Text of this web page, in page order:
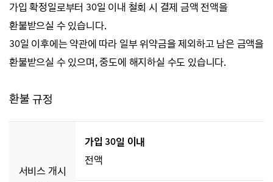
가입 확정일로부터 30일 이내 철회 시 결제 금액 전액을
환불받으실 수 있습니다.
30일 이후에는 약관에 따라 일부 위약금을 제외하고 남은 금액을
환불받으실 수 있으며, 중도에 해지하실 수도 있습니다.
환불 규정
서비스 개시
가입 30일 이내
전액